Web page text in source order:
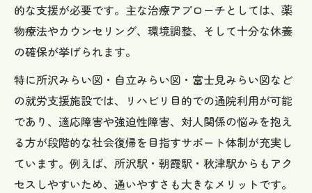
適応障害からの復職判断とその基準を解説
治ってきたサインから見る復職準備の進め
方
適応障害の復職に必要な生活再建と支援例
復職時に注意すべき適応障害の波と対策
適応障害の回復判断に役立つ日常の変化
薬物療法・休養が適応障害に与える影響
適応障害の薬物療法と休養の役割を解説
的な支援が必要です。主な治療アプローチとしては、薬
物療法やカウンセリング、環境調整、そして十分な休養
の確保が挙げられます。
特に所沢みらい図・自立みらい図・富士見みらい図など
の就労支援施設では、リハビリ目的での通院利用が可能
であり、適応障害や強迫性障害、対人関係の悩みを抱え
る方が段階的な社会復帰を目指すサポート体制が充実し
ています。例えば、所沢駅・朝霞駅・秋津駅からもアク
セスしやすいため、通いやすさも大きなメリットです。